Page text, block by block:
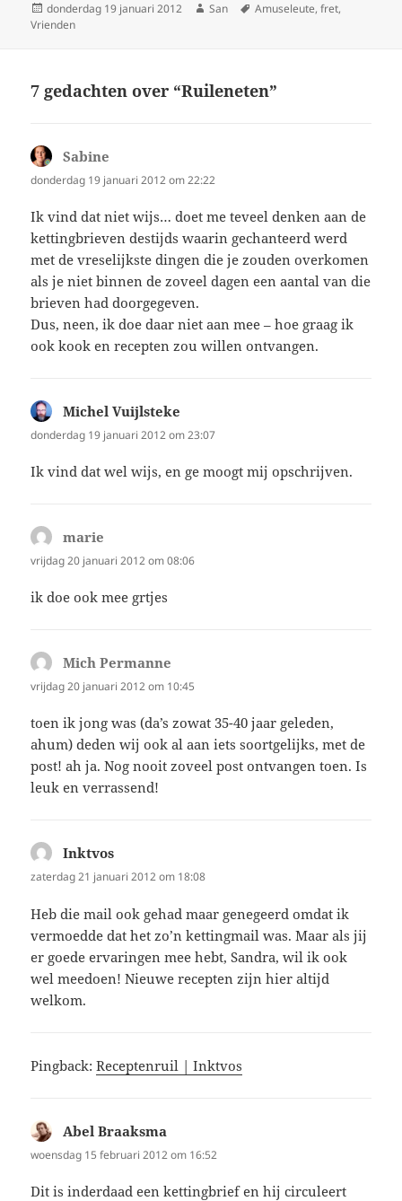
Geplaatst
op
donderdag 19 januari 2012 Auteur
San Tags
Amuseleute,fret,
Vrienden
7 gedachten over “Ruileneten”
Sabine
donderdag 19 januari 2012 om 22:22
Ik vind dat niet wijs… doet me teveel denken aan de
kettingbrieven destijds waarin gechanteerd werd
met de vreselijkste dingen die je zouden overkomen
als je niet binnen de zoveel dagen een aantal van die
brieven had doorgegeven.
Dus, neen, ik doe daar niet aan mee – hoe graag ik
ook kook en recepten zou willen ontvangen.
Michel Vuijlsteke
donderdag 19 januari 2012 om 23:07
Ik vind dat wel wijs, en ge moogt mij opschrijven.
marie
vrijdag 20 januari 2012 om 08:06
ik doe ook mee grtjes
Mich Permanne
vrijdag 20 januari 2012 om 10:45
toen ik jong was (da’s zowat 35-40 jaar geleden,
ahum) deden wij ook al aan iets soortgelijks, met de
post! ah ja. Nog nooit zoveel post ontvangen toen. Is
leuk en verrassend!
Inktvos
zaterdag 21 januari 2012 om 18:08
Heb die mail ook gehad maar genegeerd omdat ik
vermoedde dat het zo’n kettingmail was. Maar als jij
er goede ervaringen mee hebt, Sandra, wil ik ook
wel meedoen! Nieuwe recepten zijn hier altijd
welkom.
Pingback:Receptenruil | Inktvos
Abel Braaksma
woensdag 15 februari 2012 om 16:52
Dit is inderdaad een kettingbrief en hij circuleert